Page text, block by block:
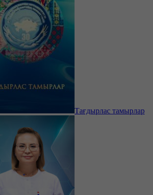
Тағдырлас тамырлар